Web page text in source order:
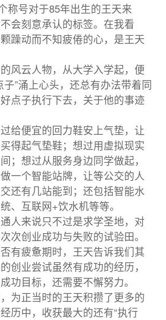
称号对于85年出生的王天来
会刻意承认的标签。在我看
躁动而不知疲倦的心，是王天
风云人物，从大学入学起，便
子”涌上心头，还总有办法带着同
点子执行下去，关于他的事迹
给便宜的回力鞋安上气垫，让
得起气垫鞋；想过用虚拟现实
；想过从服务身边同学做起，
一个智能站牌，让等公交的人
还有几站能到；还包括智能水
、互联网+饮水机等等。
人来说只不过是求学圣地，对
次创业成功与失败的试验田。
有疲惫期时，王天告诉我们其
创业尝试虽然有成功的经历，
功目标，还需要不懈努力。
为正当时的王天积攒了更多的
历中，收获最大的还有“执行